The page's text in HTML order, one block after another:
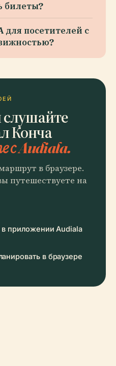
билеты?
для посетителей с
Конча
с Audiala.
в браузере.
путешествуете на
в приложении Audiala
в браузере